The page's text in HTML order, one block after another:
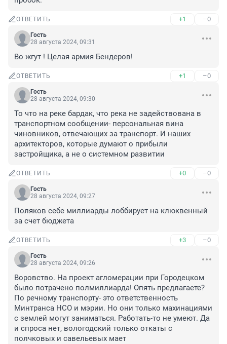
ОТВЕТИТЬ +1 –0
Гость
28 августа 2024, 09:31
Во жгут ! Целая армия Бендеров!
ОТВЕТИТЬ +1 –0
Гость
28 августа 2024, 09:30
То что на реке бардак, что река не задействована в
транспортном сообщении- персональная вина
чиновников, отвечающих за транспорт. И наших
архитекторов, которые думают о прибыли
застройщика, а не о системном развитии
ОТВЕТИТЬ +0 –0
Гость
28 августа 2024, 09:27
Поляков себе миллиарды лоббирует на клюквенный
за счет бюджета
ОТВЕТИТЬ +3 –0
Гость
28 августа 2024, 09:26
Воровство. На проект агломерации при Городецком
было потрачено полмиллиарда! Опять предлагаете?
По речному транспорту- это ответственность
Минтранса НСО и мэрии. Но они только махинациями
с землей могут заниматься. Работать-то не умеют. Да
и спроса нет, вологодский только откаты с
полчковых и савельевых мает